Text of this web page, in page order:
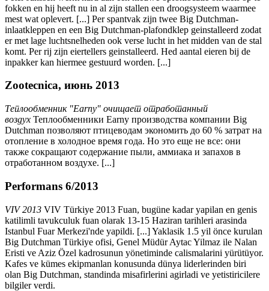
fokken en hij heeft nu in al zijn stallen een droogsysteem waarmee
mest wat oplevert. [...] Per spantvak zijn twee Big Dutchman-
inlaatkleppen en een Big Dutchman-plafondklep geinstalleerd zodat
er met lage luchtsnelheden ook verse lucht in het midden van de stal
komt. Per rij zijn eiertellers geinstalleerd. Hed aantal eieren bij de
inpakker kan hiermee gestuurd worden. [...]
Zootecnica, июнь 2013
Теплообменник "Earny" очищает отработанный
воздух Теплообменники Earny производства компании Big
Dutchman позволяют птицеводам экономить до 60 % затрат на
отопление в холодное время года. Но это еще не все: они
также сокращают содержание пыли, аммиака и запахов в
отработанном воздухе. [...]
Performans 6/2013
VIV 2013 VIV Türkiye 2013 Fuan, bugüne kadar yapilan en genis
katilimli tavukculuk fuan olarak 13-15 Haziran tarihleri arasinda
Istanbul Fuar Merkezi'nde yapildi. [...] Yaklasik 1.5 yil önce kurulan
Big Dutchman Türkiye ofisi, Genel Müdür Aytac Yilmaz ile Nalan
Eristi ve Aziz Özel kadrosunun yönetiminde calismalarini yürütüyor.
Kafes ve kümes ekipmanlan konusunda dünya liderlerinden biri
olan Big Dutchman, standinda misafirlerini agirladi ve yetistiricilere
bilgiler verdi.